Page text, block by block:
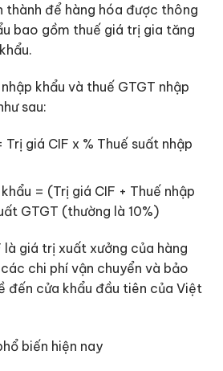
thành để hàng hóa được thông
bao gồm thuế giá trị gia tăng
khẩu và thuế GTGT nhập
sau:
Trị giá CIF x % Thuế suất nhập
= (Trị giá CIF + Thuế nhập
GTGT (thường là 10%)
là giá trị xuất xưởng của hàng
chi phí vận chuyển và bảo
đến cửa khẩu đầu tiên của Việt